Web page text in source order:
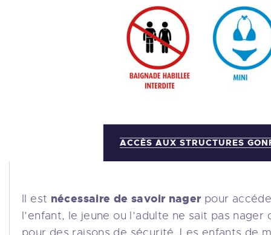
ACCÈS AUX STRUCTURES
Il est nécessaire de savoir nager pour
l’enfant, le jeune ou l’adulte ne sait pas